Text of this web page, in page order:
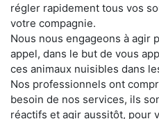
régler rapidement tous vos
votre compagnie.
Nous nous engageons à agir
appel, dans le but de vous
ces animaux nuisibles dans
Nos professionnels ont
besoin de nos services, ils
réactifs et agir aussitôt, pour